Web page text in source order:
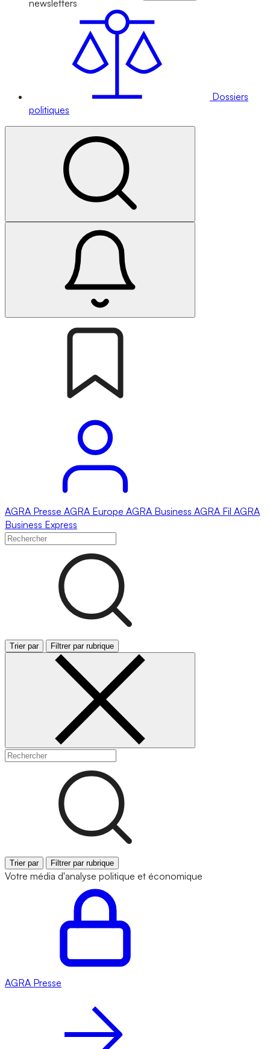
newsletters
Dossiers
politiques
AGRA Presse AGRA Europe AGRA Business AGRA Fil AGRA
Business Express
Trier par Filtrer par rubrique
Trier par Filtrer par rubrique
Votre média d'analyse politique et économique
AGRA Presse